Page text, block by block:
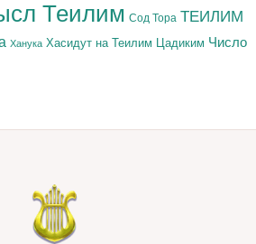
Теилим Сод Тора ТЕИЛИМ
Ханука Хасидут на Теилим Цадиким Число